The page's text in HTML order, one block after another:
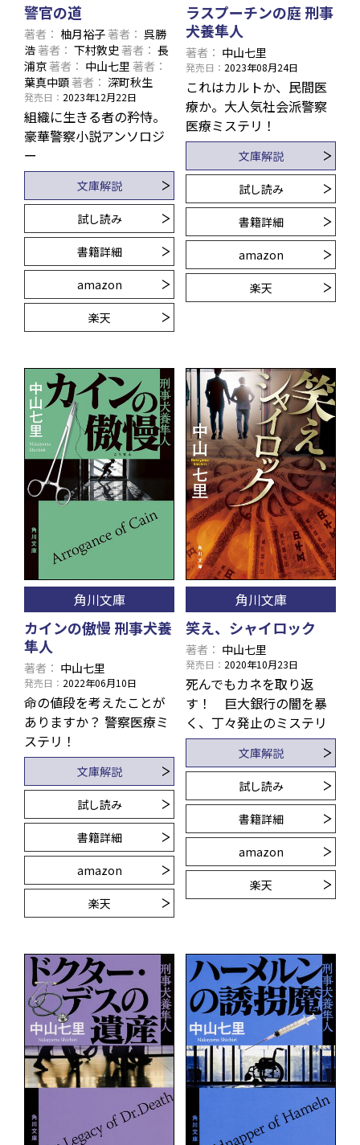
警官の道
著者 柚月裕子著者
呉勝
浩著者 下村敦史 著者
長
浦京著者 中山七里 著者
葉真中顕著者 深町秋生
発売日 2023年12月22日
組織に生きる者の矜恃。
豪華警察小説アンソロジ
ー
文庫解説
試し読み
書籍詳細
amazon
楽天
ラスプーチンの庭 刑事
犬養隼人
著者 中山七里
発売日 2023年08月24日
これはカルトか、民間医
療か――。大人気社会派警察
医療ミステリ！
文庫解説
試し読み
書籍詳細
amazon
楽天
角川文庫
カインの傲慢 刑事犬養
隼人
著者 中山七里
発売日 2022年06月10日
命の値段を考えたことが
ありますか？ 警察医療ミ
ステリ！
文庫解説
試し読み
書籍詳細
amazon
楽天
角川文庫
笑え、シャイロック
著者 中山七里
発売日 2020年10月23日
死んでもカネを取り返
す！ 巨大銀行の闇を暴
く、丁々発止のミステリ
文庫解説
試し読み
書籍詳細
amazon
楽天